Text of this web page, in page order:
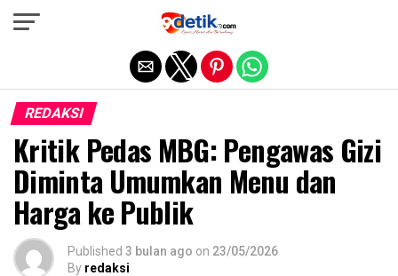
REDAKSI
Kritik Pedas MBG: Pengawas Gizi
Diminta Umumkan Menu dan
Harga ke Publik
Published 3 bulan ago on 23/05/2026
By redaksi
Exit mobile version